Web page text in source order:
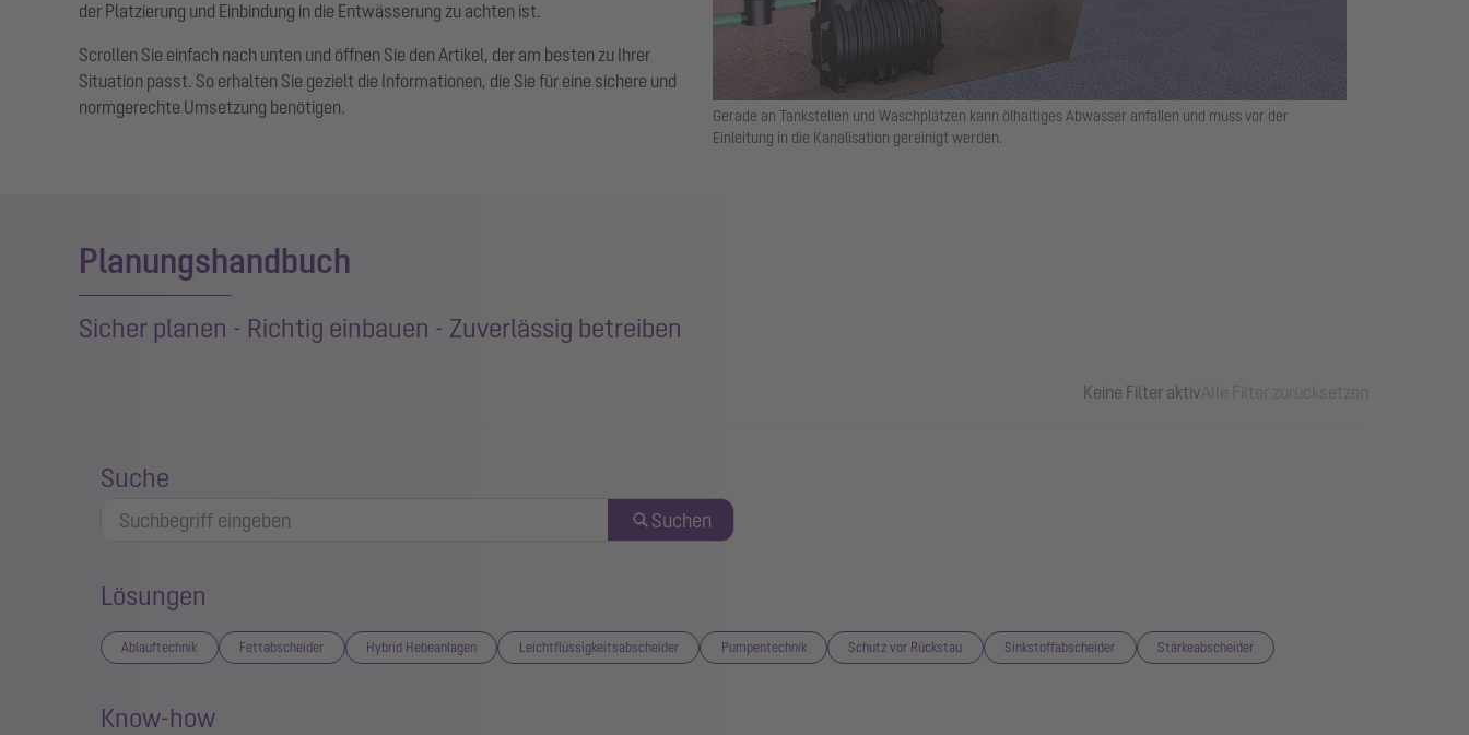
Gerade an Tankstellen und Waschplätzen kann ölhaltiges Abwasser anfallen und muss vor der
Einleitung in die Kanalisation gereinigt werden.
der Platzierung und Einbindung in die Entwässerung zu achten ist.
Scrollen Sie einfach nach unten und öffnen Sie den Artikel, der am besten zu Ihrer
Situation passt. So erhalten Sie gezielt die Informationen, die Sie für eine sichere und
normgerechte Umsetzung benötigen.
Planungshandbuch
Sicher planen - Richtig einbauen - Zuverlässig betreiben
Keine Filter aktiv
Suche
Suchen
Lösungen
Ablauftechnik Fettabscheider Hybrid Hebeanlagen Leichtflüssigkeitsabscheider Pumpentechnik Schutz vor Rückstau Sinkstoffabscheider Stärkeabscheider
Know-how